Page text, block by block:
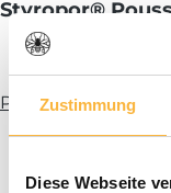
Zustimmung
Diese Webseite
Styropor®
Plus d’infos
Quantité de